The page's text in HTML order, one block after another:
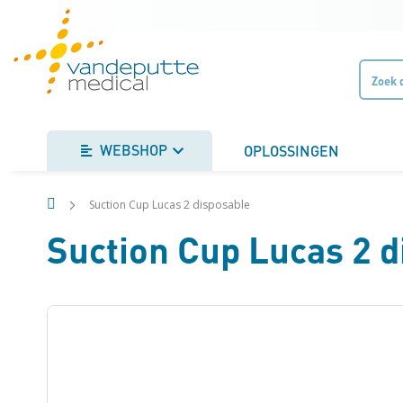
naar
de
inhoud
WEBSHOP OPLOSSINGEN
Suction Cup Lucas 2 disposable
Suction Cup Lucas 2
Ga